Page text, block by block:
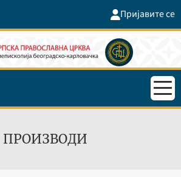
Пријавите се
ПРОИЗВОДИ